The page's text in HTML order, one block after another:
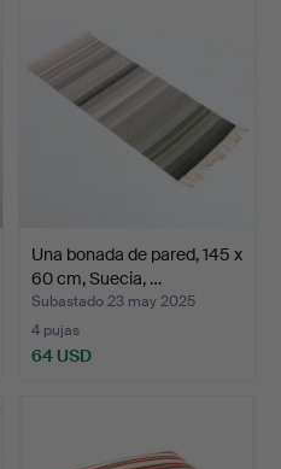
Una bonada de pared, 145 x
60 cm, Suecia, …
Subastado 23 may 2025
4 pujas
64 USD